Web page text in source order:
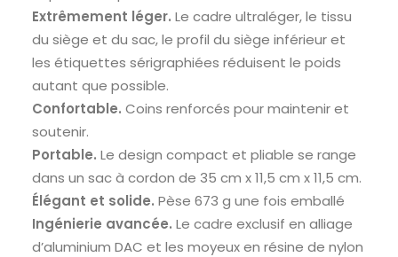
Extrêmement léger. Le cadre ultraléger, le tissu
du siège et du sac, le profil du siège inférieur et
les étiquettes sérigraphiées réduisent le poids
autant que possible.
Confortable. Coins renforcés pour maintenir et
soutenir.
Portable. Le design compact et pliable se range
dans un sac à cordon de 35 cm x 11,5 cm x 11,5 cm.
Élégant et solide. Pèse 673 g une fois emballé
Ingénierie avancée. Le cadre exclusif en alliage
d’aluminium DAC et les moyeux en résine de nylon